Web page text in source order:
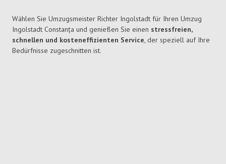
Wählen Sie Umzugsmeister Richter Ingolstadt für Ihren Umzug
Ingolstadt Constanța und genießen Sie einen stressfreien,
schnellen und kosteneffizienten Service, der speziell auf Ihre
Bedürfnisse zugeschnitten ist.